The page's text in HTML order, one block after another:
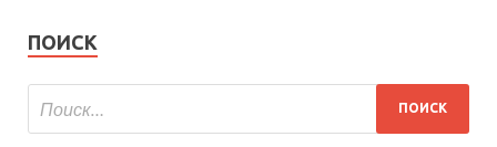
ПОИСК